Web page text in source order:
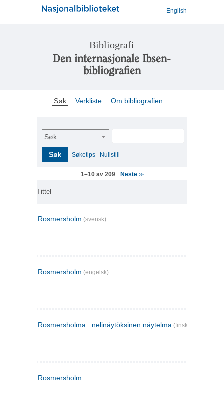
English
Bibliografi
Den internasjonale Ibsen-
bibliografien
Søk Verkliste Om bibliografien
Søk
Søk Søketips Nullstill
1–10 av 209 Neste >>
Tittel
Rosmersholm (svensk)
Rosmersholm (engelsk)
Rosmersholma : nelinäytöksinen näytelma (finsk)
Rosmersholm